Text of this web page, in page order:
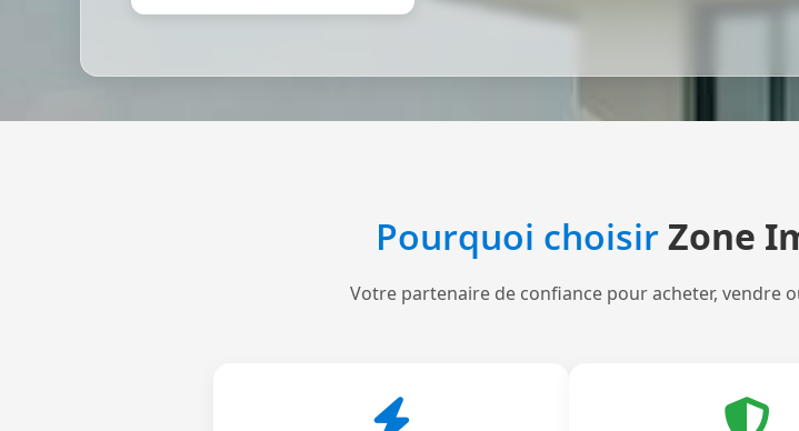
Pourquoi choisirZone
Votre partenaire de confiance pour acheter, vendre